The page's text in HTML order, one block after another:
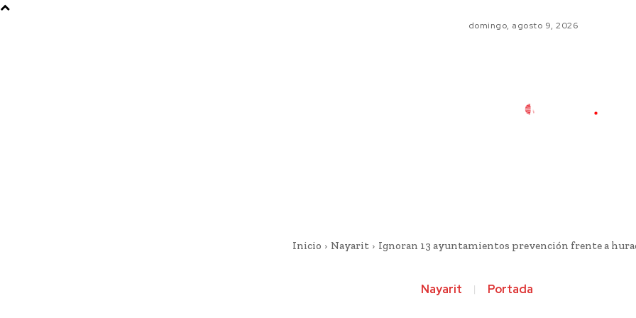
domingo, agosto 9, 2026
Inicio Nayarit Ignoran 13 ayuntamientos prevención frente a
Nayarit Portada